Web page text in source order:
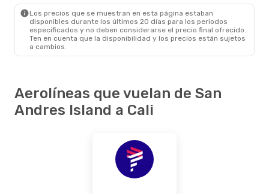
Los precios que se muestran en esta página estaban
disponibles durante los últimos 20 días para los periodos
especificados y no deben considerarse el precio final ofrecido.
Ten en cuenta que la disponibilidad y los precios están sujetos
a cambios.
Aerolíneas que vuelan de San
Andres Island a Cali